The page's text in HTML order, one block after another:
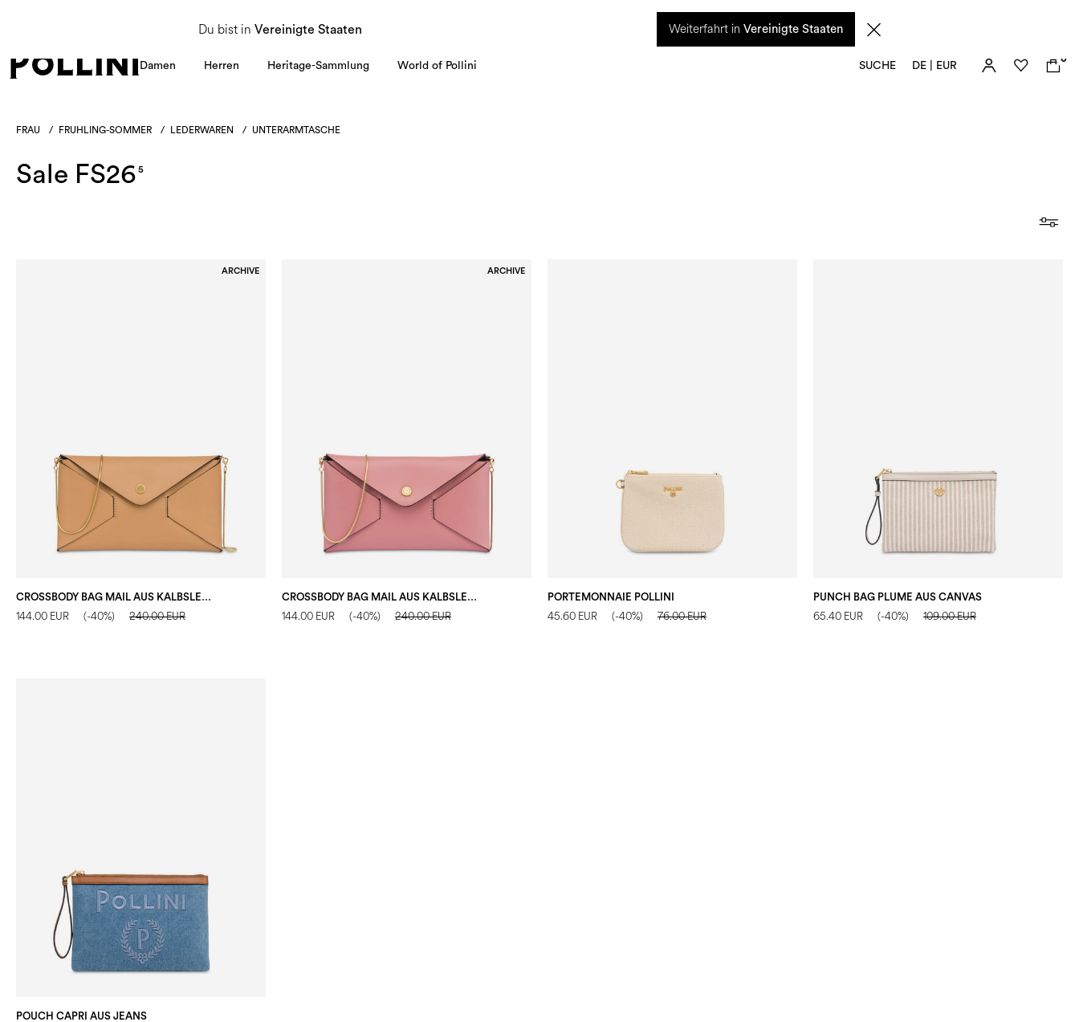
Du bist in Vereinigte Staaten Weiterfahrt in Vereinigte Staaten
NUTZEN SIE DEN SALE UND ENTDECKEN SIE DIE NEUE HERBST/WINTER 2026 KOLLEKTION. Vom 8. bis 16. August ist unser Kundenservice nicht erreichbar. Alle in diesem Zeitraum eingehenden Anfragen sowie mögliche Versandverzögerungen
Damen Herren Heritage-Sammlung World of Pollini SUCHE DE | EUR
0
FRAU / FRUHLING-SOMMER / LEDERWAREN / UNTERARMTASCHE
Sale FS26 5
ARCHIVE
CROSSBODY BAG MAIL AUS KALBSLEDER
144.00 EUR (-40%) 240.00 EUR
ARCHIVE
CROSSBODY BAG MAIL AUS KALBSLEDER
144.00 EUR (-40%) 240.00 EUR
PORTEMONNAIE POLLINI
45.60 EUR (-40%) 76.00 EUR
PUNCH BAG PLUME AUS CANVAS
65.40 EUR (-40%) 109.00 EUR
POUCH CAPRI AUS JEANS